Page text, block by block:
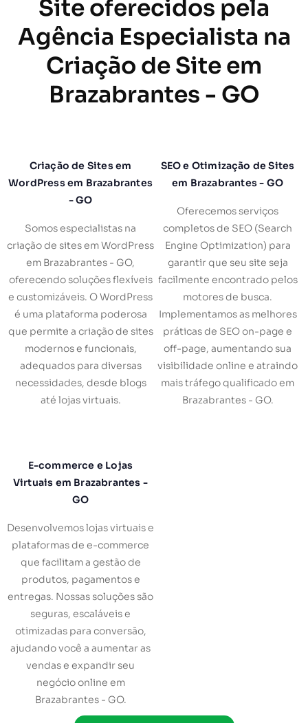
Site oferecidos pela
Agência Especialista na
Criação de Site em
Brazabrantes - GO
Criação de Sites em
WordPress em Brazabrantes
- GO
Somos especialistas na
criação de sites em WordPress
em Brazabrantes - GO,
oferecendo soluções flexíveis
e customizáveis. O WordPress
é uma plataforma poderosa
que permite a criação de sites
modernos e funcionais,
adequados para diversas
necessidades, desde blogs
até lojas virtuais.
SEO e Otimização de Sites
em Brazabrantes - GO
Oferecemos serviços
completos de SEO (Search
Engine Optimization) para
garantir que seu site seja
facilmente encontrado pelos
motores de busca.
Implementamos as melhores
práticas de SEO on-page e
off-page, aumentando sua
visibilidade online e atraindo
mais tráfego qualificado em
Brazabrantes - GO.
E-commerce e Lojas
Virtuais em Brazabrantes -
GO
Desenvolvemos lojas virtuais e
plataformas de e-commerce
que facilitam a gestão de
produtos, pagamentos e
entregas. Nossas soluções são
seguras, escaláveis e
otimizadas para conversão,
ajudando você a aumentar as
vendas e expandir seu
negócio online em
Brazabrantes - GO.